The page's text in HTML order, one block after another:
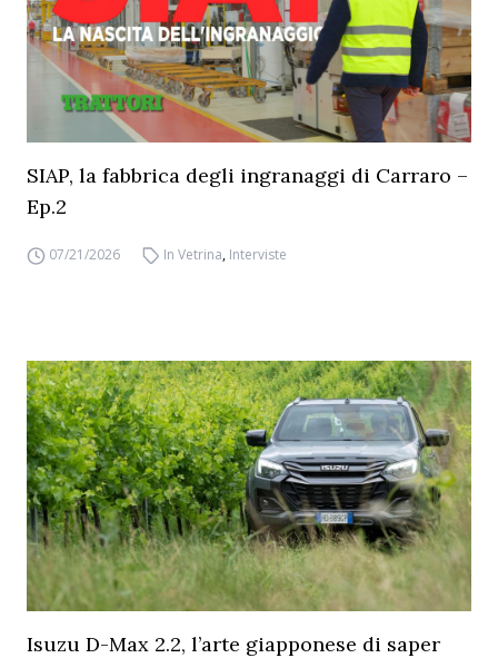
SIAP, la fabbrica degli ingranaggi di Carraro –
Ep.2
07/21/2026 In Vetrina, Interviste
Isuzu D-Max 2.2, l’arte giapponese di saper